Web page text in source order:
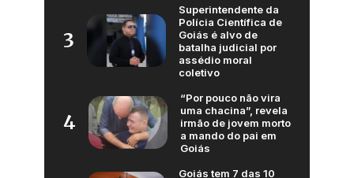
3
Superintendente da
Polícia Científica de
Goiás é alvo de
batalha judicial por
assédio moral
coletivo
4
“Por pouco não vira
uma chacina”, revela
irmão de jovem morto
a mando do pai em
Goiás
Goiás tem 7 das 10